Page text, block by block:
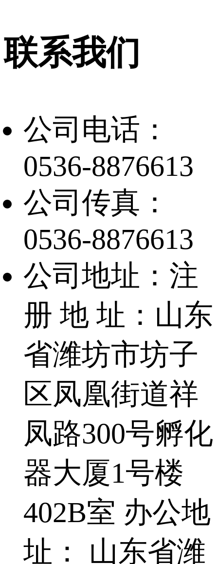
联系我们
公司电话：
0536-8876613
公司传真：
0536-8876613
公司地址：注
册 地 址：山东
省潍坊市坊子
区凤凰街道祥
凤路300号孵化
器大厦1号楼
402B室 办公地
址： 山东省潍